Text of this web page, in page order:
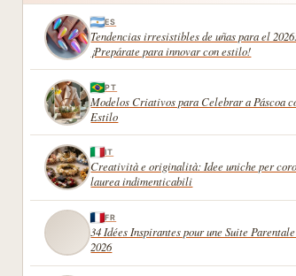
ES
Tendencias irresistibles de uñas para el
¡Prepárate para innovar con estilo!
PT
Modelos Criativos para Celebrar a Páscoa
Estilo
IT
Creatività e originalità: Idee uniche per
laurea indimenticabili
FR
34 Idées Inspirantes pour une Suite
2026